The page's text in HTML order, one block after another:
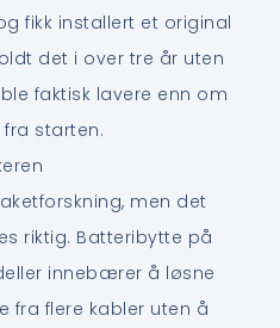
fikk installert et original
det i over tre år uten
faktisk lavere enn om
starten.
men det
riktig. Batteribytte på
innebærer å løsne
fra flere kabler uten å